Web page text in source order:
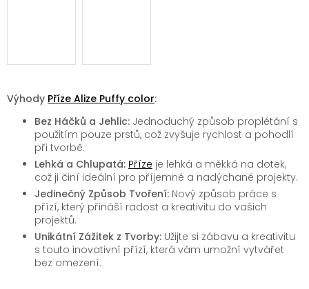
Výhody Příze Alize Puffy color:
Bez Háčků a Jehlic: Jednoduchý způsob proplétání s
použitím pouze prstů, což zvyšuje rychlost a pohodlí
při tvorbě.
Lehká a Chlupatá: Příze je lehká a měkká na dotek,
což ji činí ideální pro příjemné a nadýchané projekty.
Jedinečný Způsob Tvoření: Nový způsob práce s
přízí, který přináší radost a kreativitu do vašich
projektů.
Unikátní Zážitek z Tvorby: Užijte si zábavu a kreativitu
s touto inovativní přízí, která vám umožní vytvářet
bez omezení.